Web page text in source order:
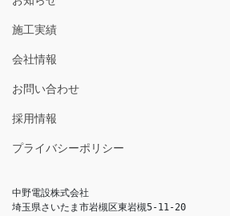
施工実績
会社情報
お問い合わせ
採用情報
プライバシーポリシー
中野電設株式会社
埼玉県さいたま市岩槻区東岩槻5-11-20